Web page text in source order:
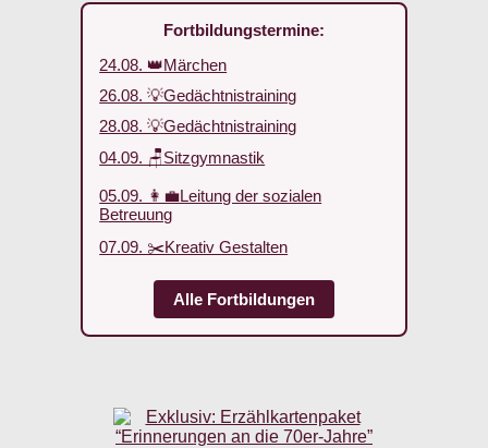
Fortbildungstermine:
24.08. 👑Märchen
26.08. 💡Gedächtnistraining
28.08. 💡Gedächtnistraining
04.09. 🪑Sitzgymnastik
05.09. 👩‍💼Leitung der sozialen
Betreuung
07.09. ✂️Kreativ Gestalten
Alle Fortbildungen